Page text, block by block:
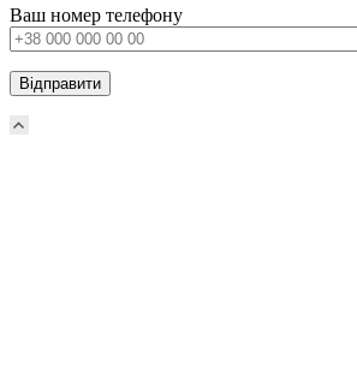
Ваш номер телефону